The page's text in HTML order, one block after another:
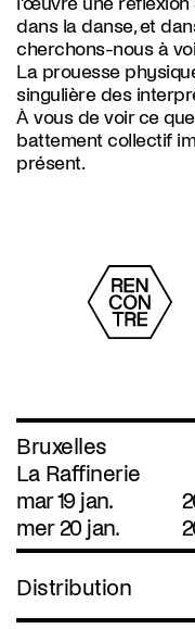
dans la danse, et
cherchons-nous à
La prouesse
singulière des
À vous de voir ce
battement collectif
présent.
Bruxelles
La Raffinerie
mar 19 jan.
mer 20 jan.
Distribution